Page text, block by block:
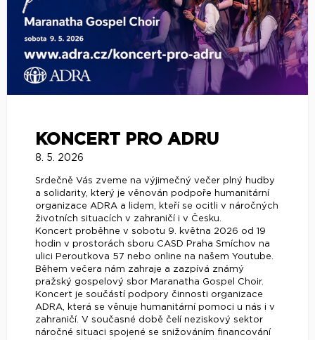
KONCERT PRO ADRU
8. 5. 2026
Srdečně Vás zveme na výjimečný večer plný hudby
a solidarity, který je věnován podpoře humanitární
organizace ADRA a lidem, kteří se ocitli v náročných
životních situacích v zahraničí i v Česku.
Koncert proběhne v sobotu 9. května 2026 od 19
hodin v prostorách sboru CASD Praha Smíchov na
ulici Peroutkova 57 nebo online na našem Youtube.
Během večera nám zahraje a zazpívá známý
pražský gospelový sbor Maranatha Gospel Choir.
Koncert je součástí podpory činnosti organizace
ADRA, která se věnuje humanitární pomoci u nás i v
zahraničí. V současné době čelí neziskový sektor
náročné situaci spojené se snižováním financování